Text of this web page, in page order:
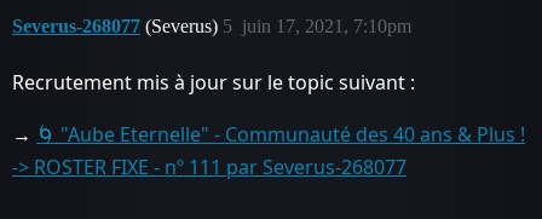
Severus-268077 (Severus) juin 17, 2021, 7:10pm
5
Recrutement mis à jour sur le topic suivant :
→ 🌀 "Aube Eternelle" - Communauté des 40 ans & Plus !
-> ROSTER FIXE - nº 111 par Severus-268077